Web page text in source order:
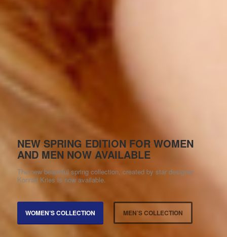
NEW SPRING EDITION FOR WOMEN
AND MEN NOW AVAILABLE
The new beautiful spring collection, created by star designer
Konrad Kries is now available.
WOMEN’S COLLECTION MEN’S COLLECTION